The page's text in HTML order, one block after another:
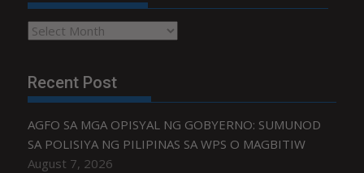
Archives
Recent Post
AGFO SA MGA OPISYAL NG GOBYERNO: SUMUNOD
SA POLISIYA NG PILIPINAS SA WPS O MAGBITIW
August 7, 2026